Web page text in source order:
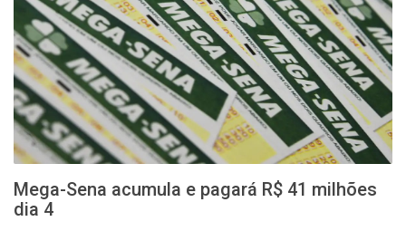
Mega-Sena acumula e pagará R$ 41 milhões
dia 4